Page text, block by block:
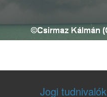
Jogi tudnivalók